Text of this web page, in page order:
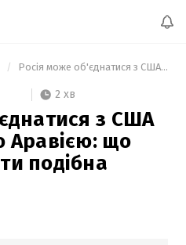
Росія може об'єднатися з США та Саудівською Аравією: що здатна принести подібна співпраця
2 хв
з США
Аравією: що
подібна